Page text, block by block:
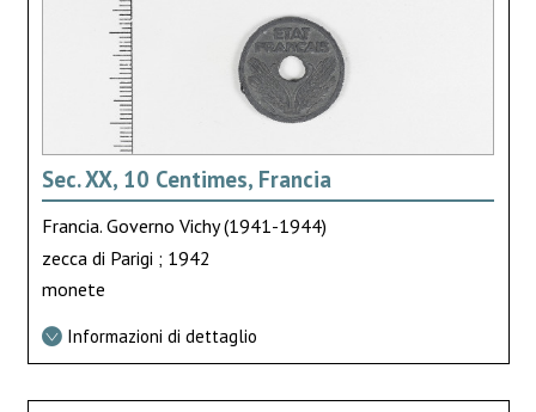
Sec. XX, 10 Centimes, Francia
Francia. Governo Vichy (1941-1944)
zecca di Parigi ; 1942
monete
Informazioni di dettaglio